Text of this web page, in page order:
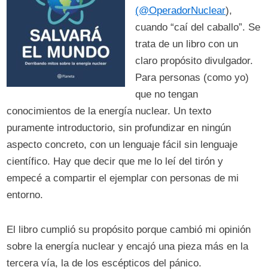
(@OperadorNuclear),
cuando “caí del caballo”. Se
trata de un libro con un
claro propósito divulgador.
Para personas (como yo)
que no tengan
conocimientos de la energía nuclear. Un texto
puramente introductorio, sin profundizar en ningún
aspecto concreto, con un lenguaje fácil sin lenguaje
científico. Hay que decir que me lo leí del tirón y
empecé a compartir el ejemplar con personas de mi
entorno.
El libro cumplió su propósito porque cambió mi opinión
sobre la energía nuclear y encajó una pieza más en la
tercera vía, la de los escépticos del pánico.